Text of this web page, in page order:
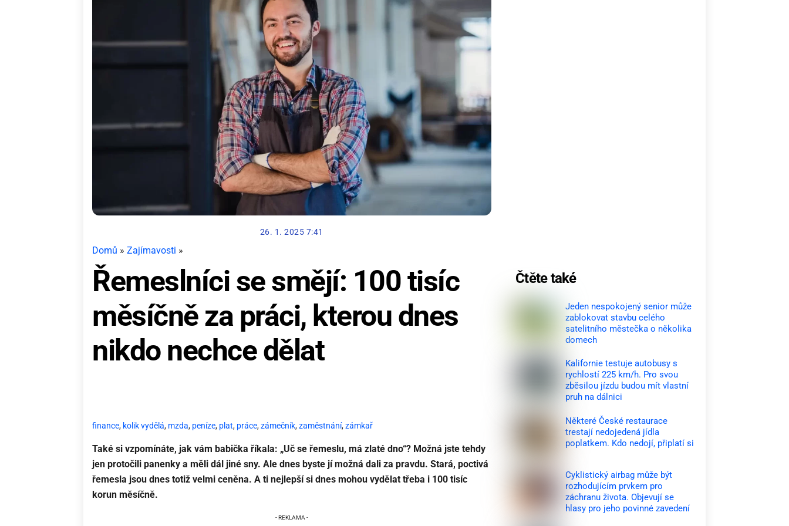
26. 1. 2025 7:41
Domů » Zajímavosti »
Řemeslníci se smějí: 100 tisíc
měsíčně za práci, kterou dnes
nikdo nechce dělat
finance, kolik vydělá, mzda, peníze, plat, práce,zámečník,zaměstnání,zámkař
Také si vzpomínáte, jak vám babička říkala: „Uč se řemeslu, má zlaté dno“? Možná jste tehdy
jen protočili panenky a měli dál jiné sny. Ale dnes byste jí možná dali za pravdu. Stará, poctivá
řemesla jsou dnes totiž velmi ceněna. A ti nejlepší si dnes mohou vydělat třeba i 100 tisíc
korun měsíčně.
Čtěte také
Jeden nespokojený senior může
zablokovat stavbu celého
satelitního městečka o několika
domech
Kalifornie testuje autobusy s
rychlostí 225 km/h. Pro svou
zběsilou jízdu budou mít vlastní
pruh na dálnici
Některé České restaurace
trestají nedojedená jídla
poplatkem. Kdo nedojí, připlatí si
Cyklistický airbag může být
rozhodujícím prvkem pro
záchranu života. Objevují se
hlasy pro jeho povinné zavedení